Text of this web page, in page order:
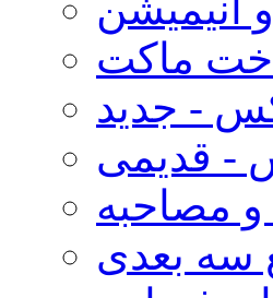
ماکت
- جدید
- قدیمی
مصاحبه
سه بعدی